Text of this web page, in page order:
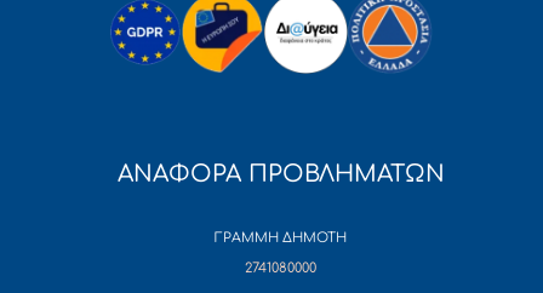
ΑΝΑΦΟΡΑ ΠΡΟΒΛΗΜΑΤΩΝ
ΓΡΑΜΜΗ ΔΗΜΟΤΗ
2741080000